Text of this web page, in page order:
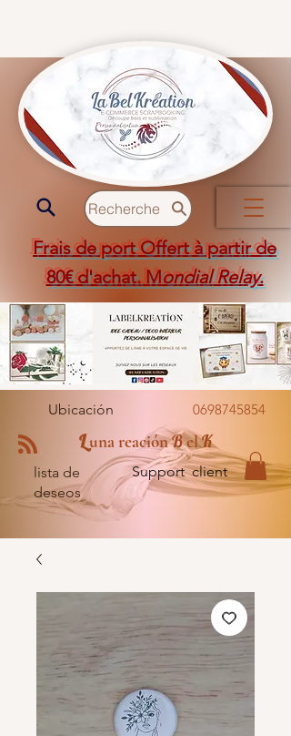
Recherche
Frais de port Offert à partir de
80€ d'achat. Mondial Relay.
Ubicación 0698745854
Luna reaciónBelK
lista de
deseos
Support client